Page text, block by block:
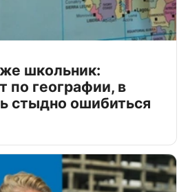
школьник:
по географии, в
стыдно ошибиться